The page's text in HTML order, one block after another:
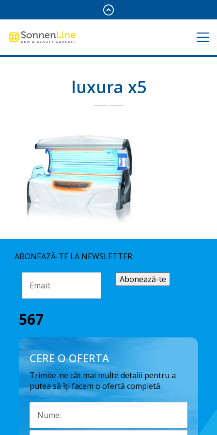
luxura x5
ABONEAZĂ-TE LA NEWSLETTER
567
CERE O OFERTA
Trimite-ne cât mai multe detalii pentru a
putea să îți facem o ofertă completă.